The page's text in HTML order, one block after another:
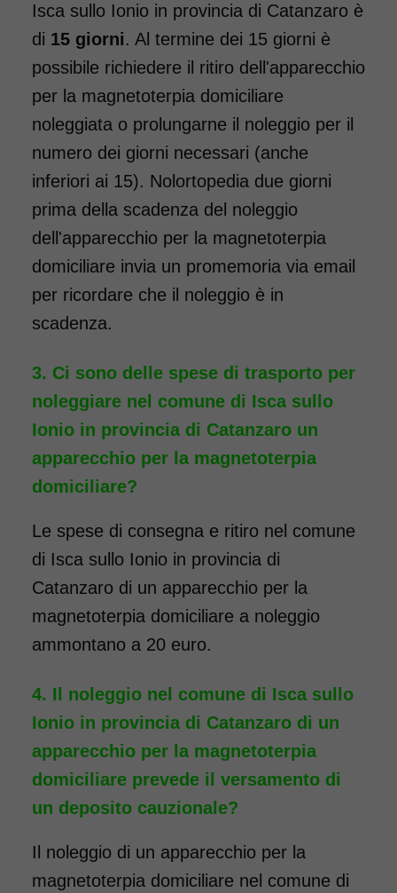
Isca sullo Ionio in provincia di Catanzaro è
di 15 giorni. Al termine dei 15 giorni è
possibile richiedere il ritiro dell'apparecchio
per la magnetoterpia domiciliare
noleggiata o prolungarne il noleggio per il
numero dei giorni necessari (anche
inferiori ai 15). Nolortopedia due giorni
prima della scadenza del noleggio
dell'apparecchio per la magnetoterpia
domiciliare invia un promemoria via email
per ricordare che il noleggio è in
scadenza.
Ci sono delle spese di trasporto per
noleggiare nel comune di Isca sullo
Ionio in provincia di Catanzaro un
apparecchio per la magnetoterpia
domiciliare?
Le spese di consegna e ritiro nel comune
di Isca sullo Ionio in provincia di
Catanzaro di un apparecchio per la
magnetoterpia domiciliare a noleggio
ammontano a 20 euro.
Il noleggio nel comune di Isca sullo
Ionio in provincia di Catanzaro di un
apparecchio per la magnetoterpia
domiciliare prevede il versamento di
un deposito cauzionale?
Il noleggio di un apparecchio per la
magnetoterpia domiciliare nel comune di